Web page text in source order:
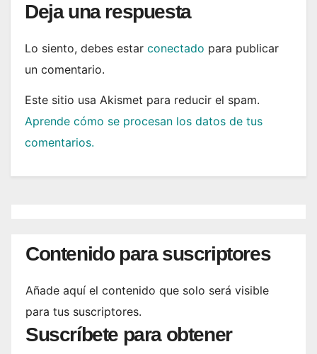
Deja una respuesta
Lo siento, debes estar conectado para publicar
un comentario.
Este sitio usa Akismet para reducir el spam.
Aprende cómo se procesan los datos de tus
comentarios.
Contenido para suscriptores
Añade aquí el contenido que solo será visible
para tus suscriptores.
Suscríbete para obtener